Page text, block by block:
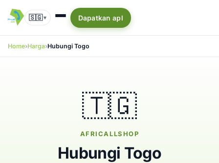
🇸🇬▾ Dapatkan apl
Home Harga Hubungi Togo
🇹🇬
AFRICALLSHOP
Hubungi Togo